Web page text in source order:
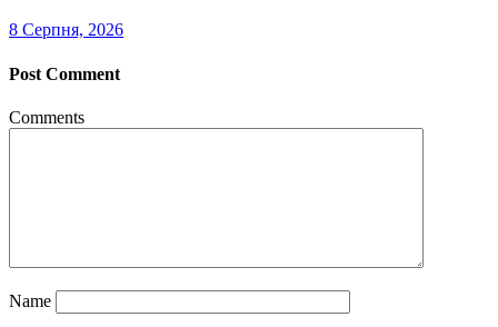
8 Серпня, 2026
Post Comment
Comments
Name